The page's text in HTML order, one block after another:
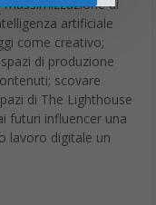
di
artificiale
come creativo;
di produzione
scovare
di The Lighthouse
futuri influencer una
lavoro digitale un